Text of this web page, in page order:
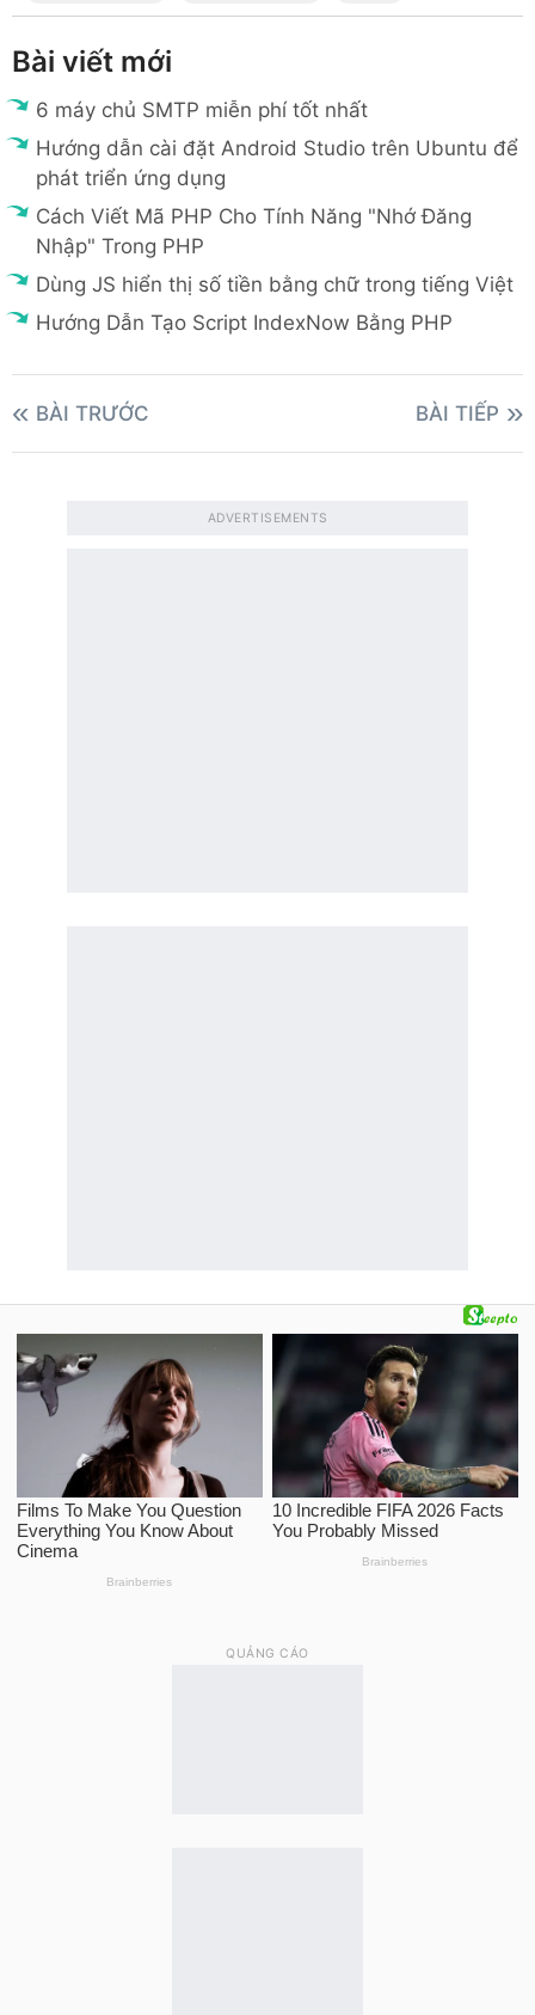
Bài viết mới
6 máy chủ SMTP miễn phí tốt nhất
Hướng dẫn cài đặt Android Studio trên Ubuntu để
phát triển ứng dụng
Cách Viết Mã PHP Cho Tính Năng "Nhớ Đăng
Nhập" Trong PHP
Dùng JS hiển thị số tiền bằng chữ trong tiếng Việt
Hướng Dẫn Tạo Script IndexNow Bằng PHP
BÀI TRƯỚC BÀI TIẾP
ADVERTISEMENTS
QUẢNG CÁO